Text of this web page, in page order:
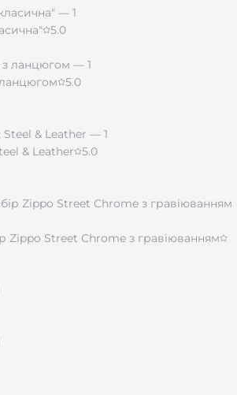
змістом
не просто прикраса. Це знак
чи дружби, пам’ятний
людини. Подаруйте історію,
завжди поруч із серцем.
— створіть кулон, який
вашими словами.
5.0
5.0
& Leather
5.0
Zippo Street Chrome з гравіюванням